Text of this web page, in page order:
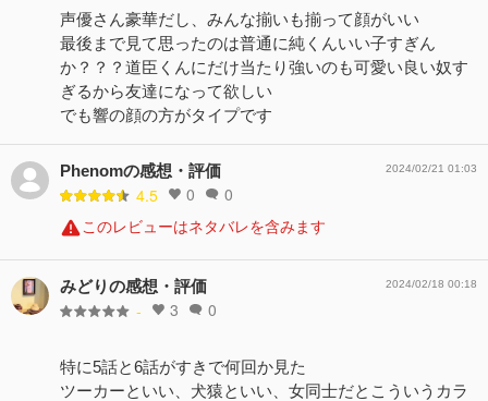
声優さん豪華だし、みんな揃いも揃って顔がいい
最後まで見て思ったのは普通に純くんいい子すぎん
か？？？道臣くんにだけ当たり強いのも可愛い良い奴す
ぎるから友達になって欲しい
でも響の顔の方がタイプです
Phenomの感想・評価
4.5 0 0
2024/02/21 01:03
このレビューはネタバレを含みます
みどりの感想・評価
- 3 0
2024/02/18 00:18
特に5話と6話がすきで何回か見た
ツーカーといい、犬猿といい、女同士だとこういうカラ